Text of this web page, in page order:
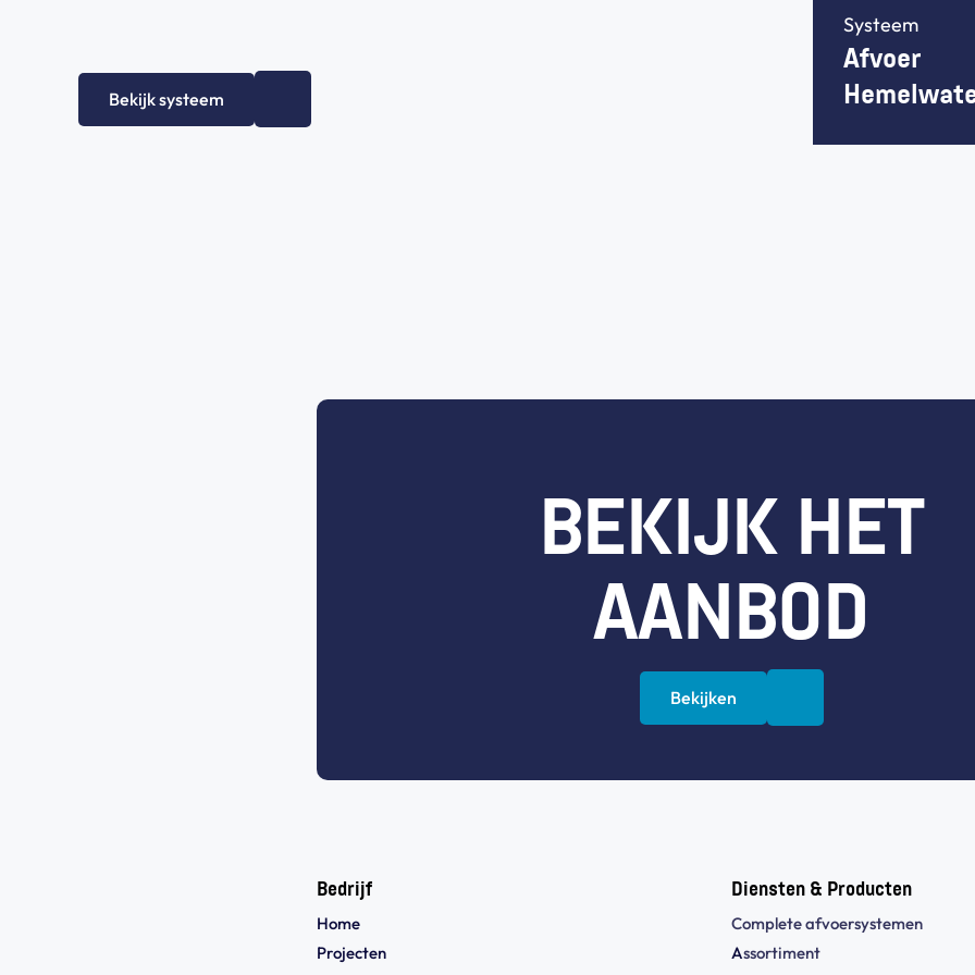
Bekijk systeem
Systeem
Afvoer
BEKIJK HET
AANBOD
Bekijken
Bedrijf
Home
Projecten
Diensten & Producten
Complete afvoersystemen
Assortiment